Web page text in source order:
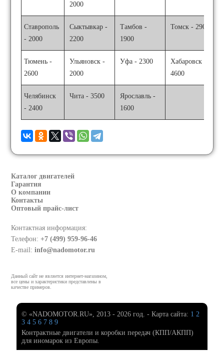
2000
Ставрополь
- 2000
Сыктывкар -
2200
Тамбов -
1900
Томск - 2900
Тюмень -
2600
Ульяновск -
2000
Уфа - 2300
Хабаровск -
4600
Челябинск
- 2400
Чита - 3500
Ярославль -
1600
Каталог двигателей
Гарантия
О компании
Контакты
Оптовый прайс-лист
Контактная информация:
Телефон:+7 (499) 959-96-46
E-mail:info@nadomotor.ru
Данный сайт не является интернет-магазином,
все цены и характеристики представлены в
качестве примеров.
© «NADOMOTOR.RU», 2013 - 2026 год. - Карта сайта: 1 2
3 4 5 6 7 8 9
Контрактные двигатели и коробки передач (КПП/АКПП)
для иномарок из Европы.